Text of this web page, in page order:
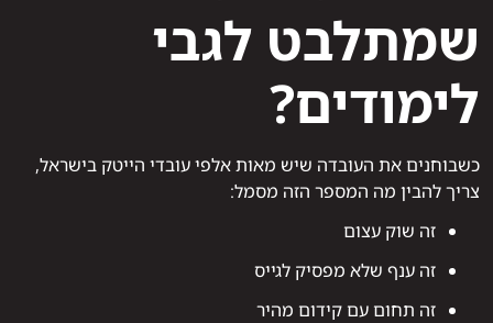
שמתלבט לגבי
לימודים?
כשבוחנים את העובדה שיש מאות אלפי עובדי הייטק בישראל,
צריך להבין מה המספר הזה מסמל:
זה שוק עצום
זה ענף שלא מפסיק לגייס
זה תחום עם קידום מהיר